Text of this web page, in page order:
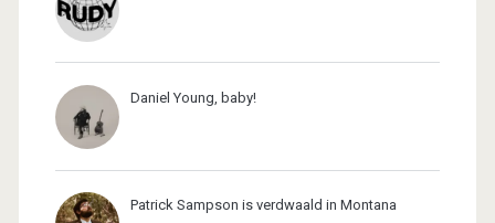
Daniel Young, baby!
Patrick Sampson is verdwaald in Montana